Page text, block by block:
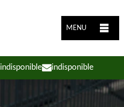
MENU
indisponible indisponible